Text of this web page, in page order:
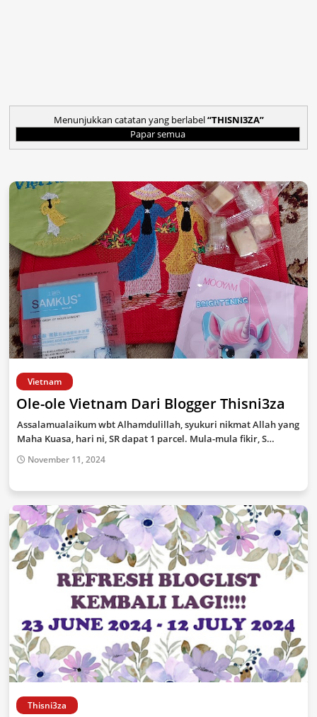
Menunjukkan catatan yang berlabel THISNI3ZA
Papar semua
Vietnam
Ole-ole Vietnam Dari Blogger Thisni3za
Assalamualaikum wbt Alhamdulillah, syukuri nikmat Allah yang
Maha Kuasa, hari ni, SR dapat 1 parcel. Mula-mula fikir, S…
November 11, 2024
Thisni3za